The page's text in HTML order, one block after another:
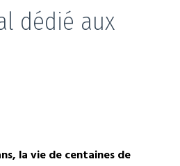
dédié aux
la vie de centaines de